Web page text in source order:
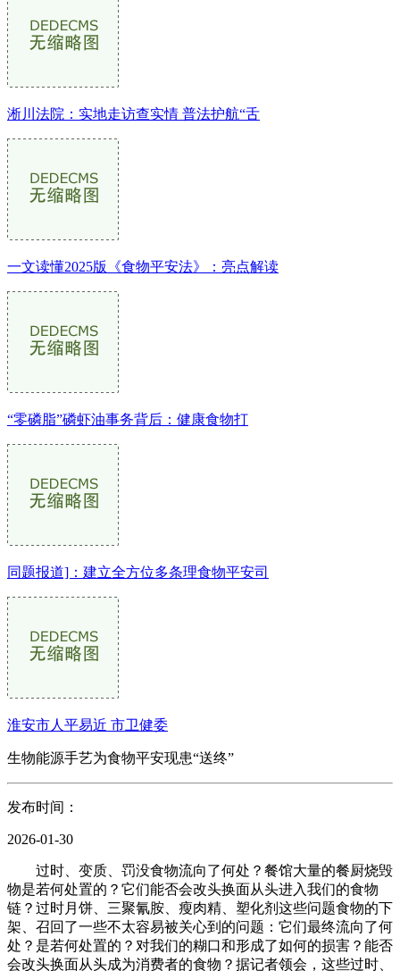
淅川法院：实地走访查实情 普法护航“舌
一文读懂2025版《食物平安法》：亮点解读
“零磷脂”磷虾油事务背后：健康食物打
同题报道]：建立全方位多条理食物平安司
淮安市人平易近 市卫健委
生物能源手艺为食物平安现患“送终”
发布时间：
2026-01-30
过时、变质、罚没食物流向了何处？餐馆大量的餐厨烧毁
物是若何处置的？它们能否会改头换面从头进入我们的食物
链？过时月饼、三聚氰胺、瘦肉精、塑化剂这些问题食物的下
架、召回了一些不太容易被关心到的问题：它们最终流向了何
处？是若何处置的？对我们的糊口和形成了如何的损害？能否
会改头换面从头成为消费者的食物？据记者领会，这些过时、